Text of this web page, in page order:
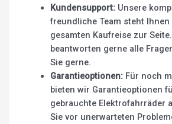
Kundensupport: Unsere
freundliche Team steht
gesamten Kaufreise zur
beantworten gerne alle
Sie gerne.
Garantieoptionen: Für noch
bieten wir Garantieoptionen
gebrauchte Elektrofahrräder
Sie vor unerwarteten